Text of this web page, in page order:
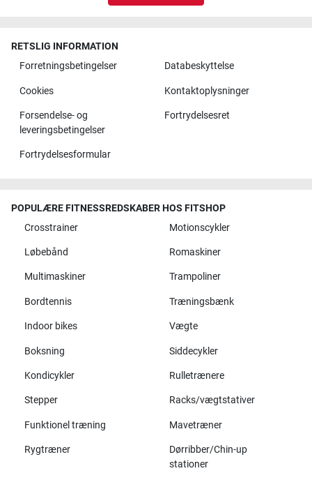
RETSLIG INFORMATION
Forretningsbetingelser
Databeskyttelse
Cookies Kontaktoplysninger
Forsendelse- og
leveringsbetingelser
Fortrydelsesret
Fortrydelsesformular
POPULÆRE FITNESSREDSKABER HOS FITSHOP
Crosstrainer
Motionscykler
Løbebånd Romaskiner
Multimaskiner Trampoliner
Bordtennis Træningsbænk
Indoor bikes Vægte
Boksning Siddecykler
Kondicykler Rulletrænere
Stepper Racks/vægtstativer
Funktionel træning Mavetræner
Rygtræner
Dørribber/Chin-up
stationer